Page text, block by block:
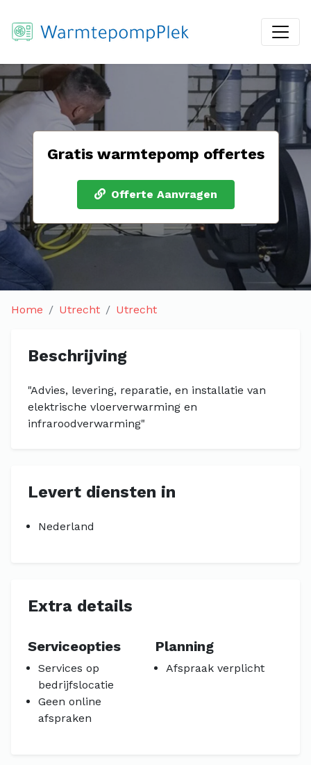
Gratis warmtepomp offertes
Offerte Aanvragen
Home Utrecht Utrecht
Beschrijving
"Advies, levering, reparatie, en installatie van
elektrische vloerverwarming en
infraroodverwarming"
Levert diensten in
Nederland
Extra details
Serviceopties
Services op
bedrijfslocatie
Geen online
afspraken
Planning
Afspraak verplicht